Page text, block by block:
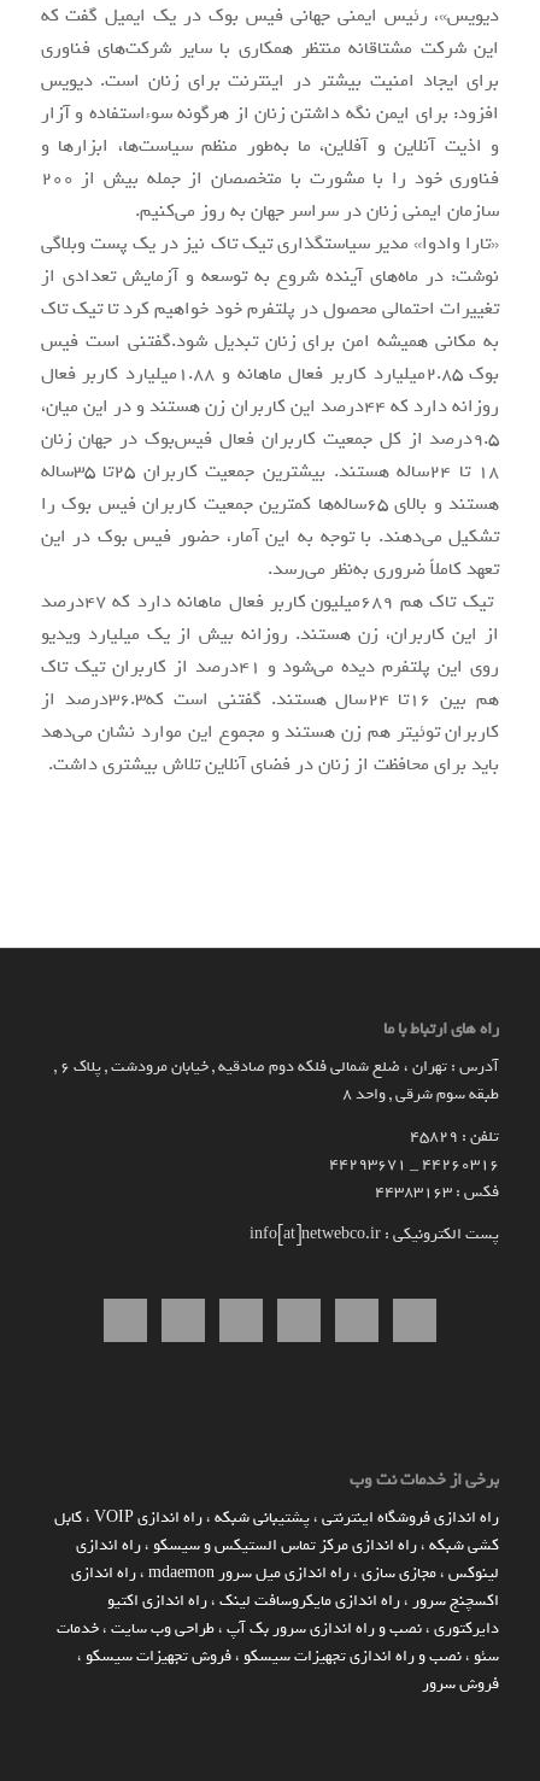
دیویس»، رئیس ایمنی جهانی فیس بوک در یک ایمیل گفت که
این شرکت مشتاقانه منتظر همکاری با سایر شرکت‌های فناوری
برای ایجاد امنیت بیشتر در اینترنت برای زنان است. دیویس
افزود: برای ایمن نگه داشتن زنان از هرگونه سوء‌استفاده و آزار
و اذیت آنلاین و آفلاین، ما به‌طور منظم سیاست‌ها، ابزارها و
فناوری خود را با مشورت با متخصصان از جمله بیش از 200
سازمان ایمنی زنان در سراسر جهان به روز می‌کنیم.
«تارا وادوا» مدیر سیاستگذاری تیک تاک نیز در یک پست وبلاگی
نوشت: در ماه‌های آینده شروع به توسعه و آزمایش تعدادی از
تغییرات احتمالی محصول در پلتفرم خود خواهیم کرد تا تیک تاک
به مکانی همیشه امن برای زنان تبدیل شود.گفتنی است فیس
بوک ۲.۸۵میلیارد کاربر فعال ماهانه و ۱.۸۸میلیارد کاربر فعال
روزانه دارد که ۴۴درصد این کاربران زن هستند و در این میان،
۹.۵درصد از کل جمعیت کاربران فعال فیس‌بوک در جهان زنان
۱۸ تا ۲۴ساله هستند. بیشترین جمعیت کاربران ۲۵تا ۳۵ساله
هستند و بالای ۶۵ساله‌ها کمترین جمعیت کاربران فیس بوک را
تشکیل می‌دهند. با توجه به این آمار، حضور فیس بوک در این
تعهد کاملاً ضروری به‌نظر می‌رسد.
تیک تاک هم ۶۸۹میلیون کاربر فعال ماهانه دارد که ۴۷درصد
از این کاربران، زن هستند. روزانه بیش از یک میلیارد ویدیو
روی این پلتفرم دیده می‌شود و ۴۱درصد از کاربران تیک تاک
هم بین ۱۶تا ۲۴سال هستند. گفتنی است که۳۶.۳درصد از
کاربران توئیتر هم زن هستند و مجموع این موارد نشان می‌دهد
باید برای محافظت از زنان در فضای آنلاین تلاش بیشتری داشت.
راه های ارتباط با ما
آدرس : تهران ، ضلع شمالی فلکه دوم صادقیه , خیابان مرودشت , پلاک ۶ ,
طبقه سوم شرقی , واحد ۸
تلفن : 45829
۴۴۲۶۰۳۱۶ _ 44293671
فکس : 44383163
پست الکترونیکی : info[at]netwebco.ir
برخی از خدمات نت وب
راه اندازي فروشگاه اينترنتي،پشتیبانی شبکه،راه اندازی VOIP ،کابل
کشی شبکه،راه اندازی مرکز تماس الستیکس و سیسکو ،راه اندازی
لینوکس،مجازی سازی،راه اندازی میل سرور mdaemon ،راه اندازی
اکسچنج سرور ،راه اندازی مایکروسافت لینک،راه اندازی اکتیو
دایرکتوری،نصب و راه اندازی سرور بک آپ،طراحی وب سایت،خدمات
سئو ،نصب و راه اندازی تجهیزات سیسکو ،فروش تجهیزات سیسکو ،
فروش سرور